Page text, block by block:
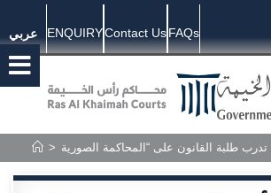
عربي ENQUIRYContact UsFAQs
>